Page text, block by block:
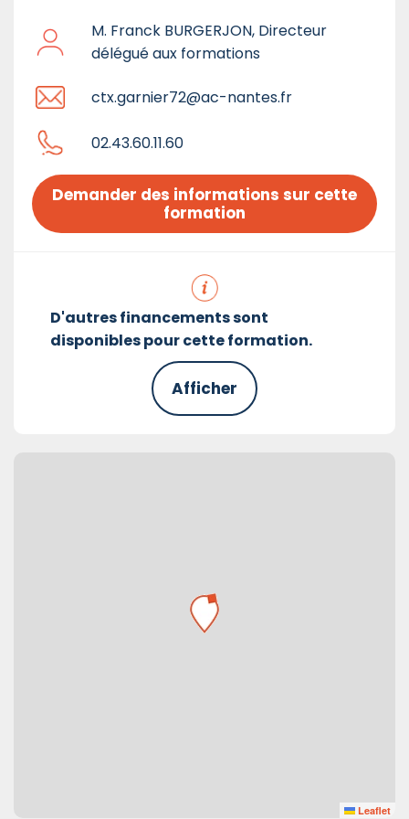
M. Franck BURGERJON, Directeur
délégué aux formations
ctx.garnier72@ac-nantes.fr
02.43.60.11.60
Demander des informations sur cette
formation
D'autres financements sont
disponibles pour cette formation.
Afficher
Leaflet